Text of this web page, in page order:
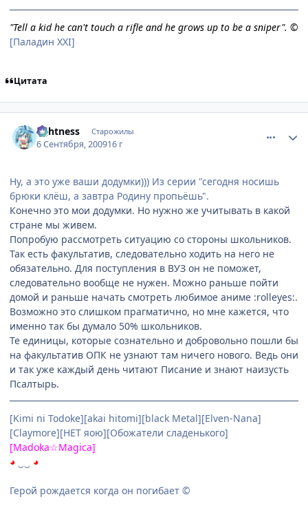
"Tell a kid he can't touch a rifle and he grows up to be a sniper". ©
[Паладин XXI]
Цитата
lightness Старожилы
6 Сентября, 200916 г
Ну, а это уже ваши додумки))) Из серии "сегодня носишь
брюки клёш, а завтра Родину пропьёшь".
Конечно это мои додумки. Но нужно же учитывать в какой
стране мы живем.
Попробую рассмотреть ситуацию со стороны школьников.
Так есть факультатив, следовательно ходить на него не
обязательно. Для поступления в ВУЗ он не поможет,
следовательно вообще не нужен. Можно раньше пойти
домой и раньше начать смотреть любимое аниме :rolleyes:.
Возможно это слишком прагматично, но мне кажется, что
именно так бы думало 50% школьников.
Те единицы, которые сознательно и добровольно пошли бы
на факультатив ОПК не узнают там ничего нового. Ведь они
и так уже каждый день читают Писание и знают наизусть
Псалтырь.
[Kimi ni Todoke][akai hitomi][black Metal][Elven-Nana]
[Claymore][НЕТ яою][Обожатели сладенького]
[Madoka☆Magica]
◕
◕
Герой рождается когда он погибает ©